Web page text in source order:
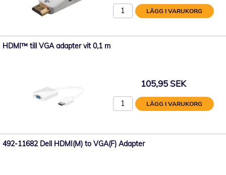
LÄGG I VARUKORG
HDMI™ till VGA adapter vit 0,1 m
105,95 SEK
LÄGG I VARUKORG
492-11682 Dell HDMI(M) to VGA(F) Adapter